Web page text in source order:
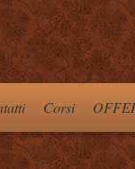
Corsi